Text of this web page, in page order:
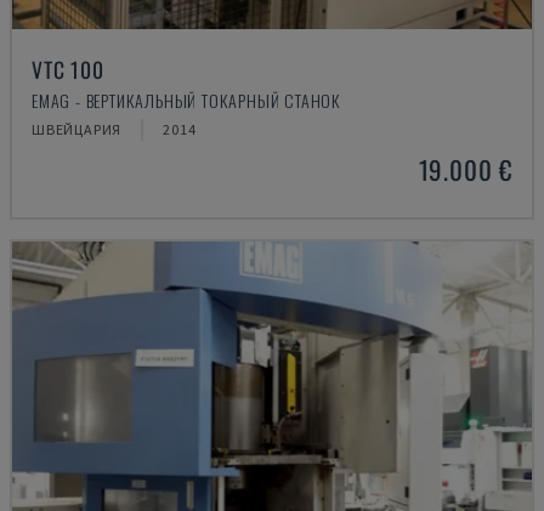
VTC 100
EMAG - ВЕРТИКАЛЬНЫЙ ТОКАРНЫЙ СТАНОК
ШВЕЙЦАРИЯ 2014
19.000 €